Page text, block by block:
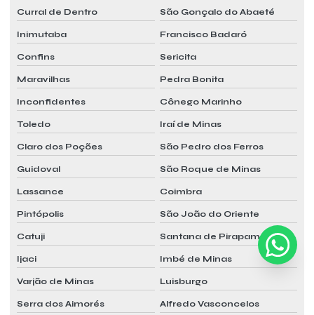
Curral de Dentro São Gonçalo do Abaeté
Inimutaba Francisco Badaró
Confins Sericita
Maravilhas Pedra Bonita
Inconfidentes Cônego Marinho
Toledo Iraí de Minas
Claro dos Poções São Pedro dos Ferros
Guidoval São Roque de Minas
Lassance Coimbra
Pintópolis São João do Oriente
Catuji Santana de Pirapama
Ijaci Imbé de Minas
Varjão de Minas Luisburgo
Serra dos Aimorés Alfredo Vasconcelos